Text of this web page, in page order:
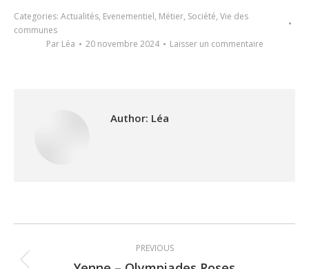
Categories: Actualités, Evenementiel, Métier, Société, Vie des
communes
Par Léa 20 novembre 2024 Laisser un commentaire
Author: Léa
PREVIOUS